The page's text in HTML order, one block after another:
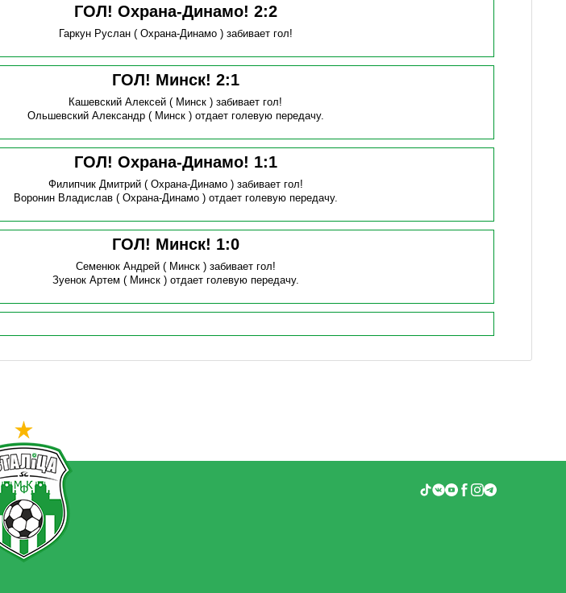
ГОЛ! Охрана-Динамо! 2:2
Гаркун Руслан( Охрана-Динамо ) забивает гол!
ГОЛ! Минск! 2:1
Кашевский Алексей ( Минск )забивает гол!
Ольшевский Александр( Минск ) отдает голевую передачу.
ГОЛ! Охрана-Динамо! 1:1
Филипчик Дмитрий( Охрана-Динамо ) забивает гол!
Воронин Владислав( Охрана-Динамо ) отдает голевую передачу.
ГОЛ! Минск! 1:0
Семенюк Андрей( Минск ) забивает гол!
Зуенок Артем ( Минск ) отдает голевую передачу.